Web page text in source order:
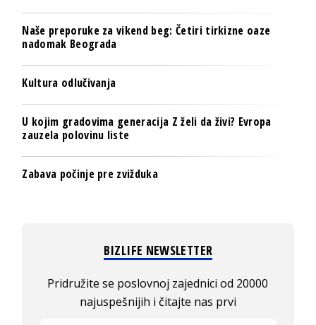
Naše preporuke za vikend beg: Četiri tirkizne oaze
nadomak Beograda
Kultura odlučivanja
U kojim gradovima generacija Z želi da živi? Evropa
zauzela polovinu liste
Zabava počinje pre zvižduka
BIZLIFE NEWSLETTER
Pridružite se poslovnoj zajednici od 20000
najuspešnijih i čitajte nas prvi